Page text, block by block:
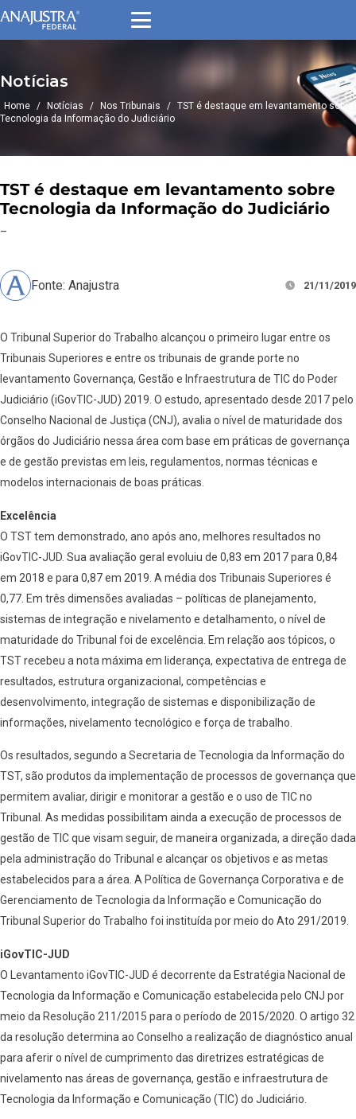
Notícias
Home / Notícias / Nos Tribunais / TST é destaque em levantamento sobre
Tecnologia da Informação do Judiciário
TST é destaque em levantamento sobre
Tecnologia da Informação do Judiciário
–
Fonte: Anajustra 21/11/2019
O Tribunal Superior do Trabalho alcançou o primeiro lugar entre os
Tribunais Superiores e entre os tribunais de grande porte no
levantamento Governança, Gestão e Infraestrutura de TIC do Poder
Judiciário (iGovTIC-JUD) 2019. O estudo, apresentado desde 2017 pelo
Conselho Nacional de Justiça (CNJ), avalia o nível de maturidade dos
órgãos do Judiciário nessa área com base em práticas de governança
e de gestão previstas em leis, regulamentos, normas técnicas e
modelos internacionais de boas práticas.
Excelência
O TST tem demonstrado, ano após ano, melhores resultados no
iGovTIC-JUD. Sua avaliação geral evoluiu de 0,83 em 2017 para 0,84
em 2018 e para 0,87 em 2019. A média dos Tribunais Superiores é
0,77. Em três dimensões avaliadas – políticas de planejamento,
sistemas de integração e nivelamento e detalhamento, o nível de
maturidade do Tribunal foi de excelência. Em relação aos tópicos, o
TST recebeu a nota máxima em liderança, expectativa de entrega de
resultados, estrutura organizacional, competências e
desenvolvimento, integração de sistemas e disponibilização de
informações, nivelamento tecnológico e força de trabalho.
Os resultados, segundo a Secretaria de Tecnologia da Informação do
TST, são produtos da implementação de processos de governança que
permitem avaliar, dirigir e monitorar a gestão e o uso de TIC no
Tribunal. As medidas possibilitam ainda a execução de processos de
gestão de TIC que visam seguir, de maneira organizada, a direção dada
pela administração do Tribunal e alcançar os objetivos e as metas
estabelecidos para a área. A Política de Governança Corporativa e de
Gerenciamento de Tecnologia da Informação e Comunicação do
Tribunal Superior do Trabalho foi instituída por meio do Ato 291/2019.
iGovTIC-JUD
O Levantamento iGovTIC-JUD é decorrente da Estratégia Nacional de
Tecnologia da Informação e Comunicação estabelecida pelo CNJ por
meio da Resolução 211/2015 para o período de 2015/2020. O artigo 32
da resolução determina ao Conselho a realização de diagnóstico anual
para aferir o nível de cumprimento das diretrizes estratégicas de
nivelamento nas áreas de governança, gestão e infraestrutura de
Tecnologia da Informação e Comunicação (TIC) do Judiciário.